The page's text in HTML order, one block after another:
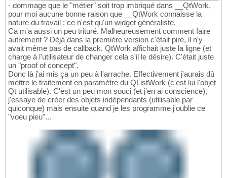
- dommage que le "métier" soit trop imbriqué dans __QtWork,
pour moi aucune bonne raison que __QtWork connaisse la
nature du travail : ce n'est qu'un widget généraliste.
Ca m'a aussi un peu trituré. Malheureusement comment faire
autrement ? Déjà dans la première version c'était pire, il n'y
avait même pas de callback. QtWork affichait juste la ligne (et
charge à l'utilisateur de changer cela s'il le désire). C'était juste
un "proof of concept".
Donc là j'ai mis ça un peu à l'arrache. Effectivement j'aurais dû
mettre le traitement en paramètre du QListWork (c'est lui l'objet
Qt utilisable). C'est un peu mon souci (et j'en ai conscience),
j'essaye de créer des objets indépendants (utilisable par
quiconque) mais ensuite quand je les programme j'oublie ce
"voeu pieu"...